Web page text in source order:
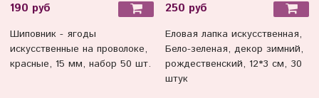
190 руб
Шиповник - ягоды
искусственные на проволоке,
красные, 15 мм, набор 50 шт.
250 руб
Еловая лапка искусственная,
Бело-зеленая, декор зимний,
рождественский, 12*3 см, 30
штук